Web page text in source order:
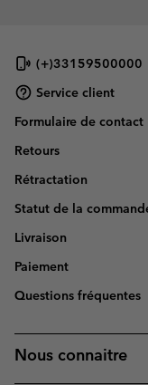
(+)33159500000
Service client
Formulaire de contact
Retours
Rétractation
Statut de la
Livraison
Paiement
Questions fréquentes
Nous connaitre